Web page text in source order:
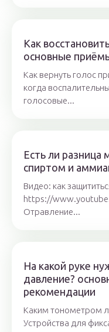
Как
основные
Как вернуть голос
когда
голосовые...
Есть ли
спиртом и
Видео: как
https://
Отравление...
На какой руке
давление?
рекомендации
Каким тонометром
Устройства для